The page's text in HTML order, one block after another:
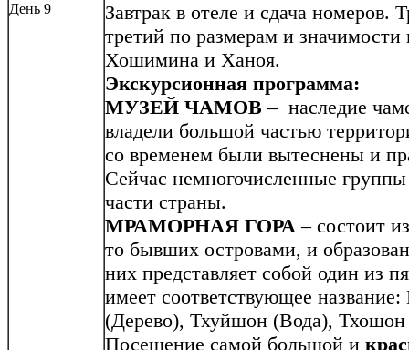
День 9
Завтрак в отеле и сдача номеров.
третий по размерам и значимости
Хошимина и Ханоя.
Экскурсионная программа:
МУЗЕЙ ЧАМОВ – наследие
владели большой частью
со временем были вытеснены и
Сейчас немногочисленные
части страны.
МРАМОРНАЯ ГОРА – состоит
то бывших островами, и
них представляет собой один из
имеет соответствующее
(Дерево), Тхуйшон (Вода),
Посещение самой большой и